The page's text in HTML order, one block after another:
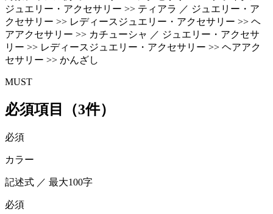
ジュエリー・アクセサリー >> ティアラ ／ ジュエリー・ア
クセサリー >> レディースジュエリー・アクセサリー >> ヘ
アアクセサリー >> カチューシャ ／ ジュエリー・アクセサ
リー >> レディースジュエリー・アクセサリー >> ヘアアク
セサリー >> かんざし
MUST
必須項目（3件）
必須
カラー
記述式 ／ 最大100字
必須